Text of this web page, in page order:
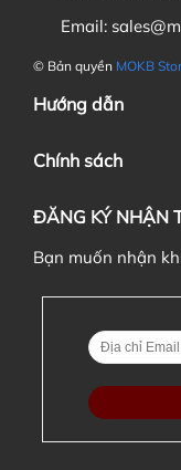
nốt đơn hàng ?
7. Tôi có được
có nhu cầu không?
8. Sản phẩm có
Email:
© Bản quyền MOKB
Hướng dẫn
Chính sách
ĐĂNG KÝ NHẬN
Bạn muốn nhận